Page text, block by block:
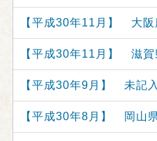
【平成30年11月】 大
【平成30年11月】 滋
【平成30年9月】 未記
【平成30年8月】 岡山